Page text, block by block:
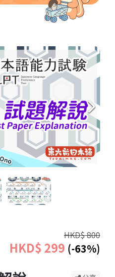
HKD$ 800
HKD$ 299 (-63%)